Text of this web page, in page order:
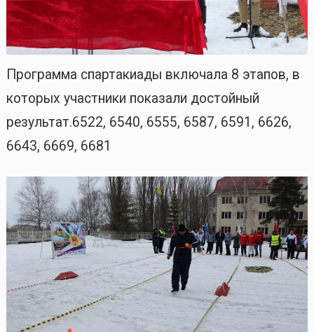
Программа спартакиады включала 8 этапов, в
которых участники показали достойный
результат.6522, 6540, 6555, 6587, 6591, 6626,
6643, 6669, 6681